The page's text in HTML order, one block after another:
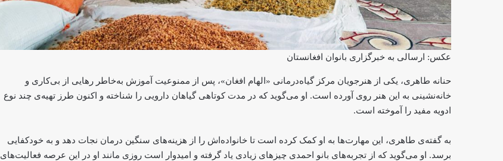
عکس: ارسالی به خبرگزاری بانوان افغانستان
حنانه طاهری، یکی از هنرجویان مرکز گیاه‌درمانی «الهام افغان»، پس از ممنوعیت آموزش به‌خاطر رهایی از بی‌کاری و
خانه‌نشینی به این هنر روی آورده است. او می‌گوید که در مدت کوتاهی گیاهان دارویی را شناخته و اکنون طرز تهیه‌ی چند نوع
ادویه مفید را آموخته است.
به گفته‌ی طاهری، این مهارت‌ها به او کمک کرده است تا خانواده‌اش را از هزینه‌های سنگین درمان نجات دهد و به خودکفایی
برسد. او می‌گوید که از تجربه‌های بانو احمدی چیزهای زیادی یاد گرفته و امیدوار است روزی مانند او در این عرصه فعالیت‌های